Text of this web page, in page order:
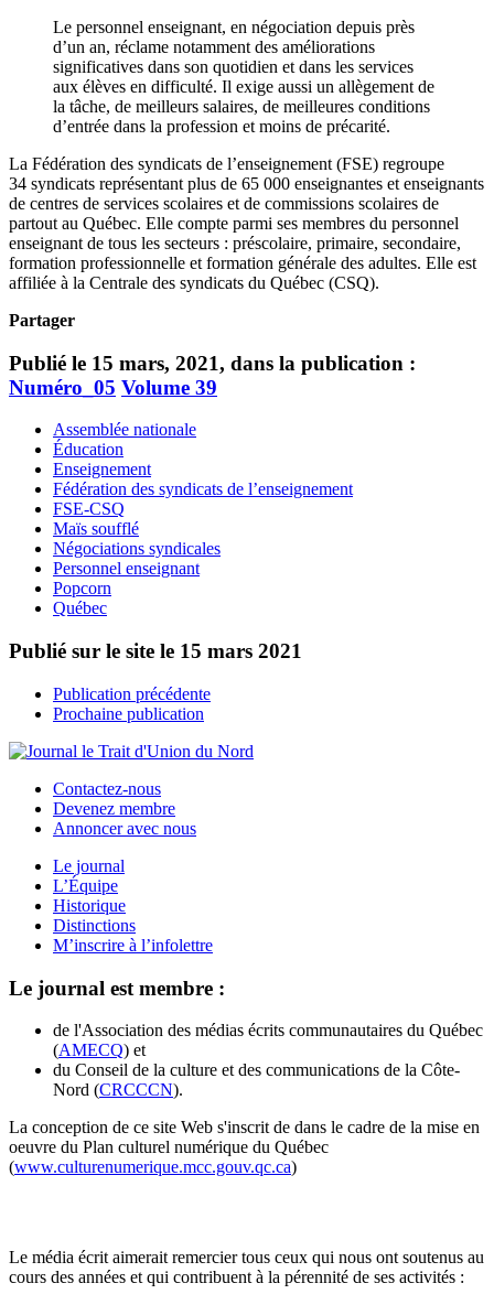
Le personnel enseignant, en négociation depuis près
d’un an, réclame notamment des améliorations
significatives dans son quotidien et dans les services
aux élèves en difficulté. Il exige aussi un allègement de
la tâche, de meilleurs salaires, de meilleures conditions
d’entrée dans la profession et moins de précarité.
La Fédération des syndicats de l’enseignement (FSE) regroupe
34 syndicats représentant plus de 65 000 enseignantes et enseignants
de centres de services scolaires et de commissions scolaires de
partout au Québec. Elle compte parmi ses membres du personnel
enseignant de tous les secteurs : préscolaire, primaire, secondaire,
formation professionnelle et formation générale des adultes. Elle est
affiliée à la Centrale des syndicats du Québec (CSQ).
Partager
Publié le 15 mars, 2021, dans la publication :
Numéro_05 Volume 39
Assemblée nationale
Éducation
Enseignement
Fédération des syndicats de l’enseignement
FSE-CSQ
Maïs soufflé
Négociations syndicales
Personnel enseignant
Popcorn
Québec
Publié sur le site le 15 mars 2021
Publication précédente
Prochaine publication
Contactez-nous
Devenez membre
Annoncer avec nous
Le journal
L’Équipe
Historique
Distinctions
M’inscrire à l’infolettre
Le journal est membre :
de l'Association des médias écrits communautaires du Québec
(AMECQ) et
du Conseil de la culture et des communications de la Côte-
Nord (CRCCCN).
La conception de ce site Web s'inscrit de dans le cadre de la mise en
oeuvre du Plan culturel numérique du Québec
(www.culturenumerique.mcc.gouv.qc.ca)
Le média écrit aimerait remercier tous ceux qui nous ont soutenus au
cours des années et qui contribuent à la pérennité de ses activités :